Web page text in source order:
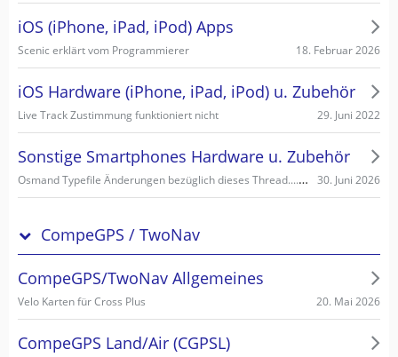
iOS (iPhone, iPad, iPod) Apps
Scenic erklärt vom Programmierer 18. Februar 2026
iOS Hardware (iPhone, iPad, iPod) u. Zubehör
Live Track Zustimmung funktioniert nicht 29. Juni 2022
Sonstige Smartphones Hardware u. Zubehör
Osmand Typefile Änderungen bezüglich dieses Thread....., mögliche Fehlerquelle warum es nicht gehen kann... 30. Juni 2026
CompeGPS / TwoNav
CompeGPS/TwoNav Allgemeines
Velo Karten für Cross Plus 20. Mai 2026
CompeGPS Land/Air (CGPSL)